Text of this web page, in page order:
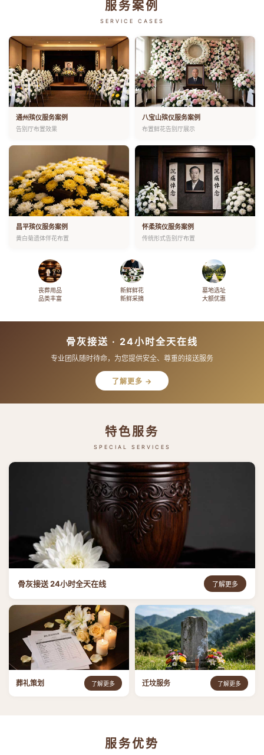
服务案例
SERVICE CASES
通州殡仪服务案例
告别厅布置效果
八宝山殡仪服务案例
布置鲜花告别厅展示
昌平殡仪服务案例
黄白菊遗体伴花布置
怀柔殡仪服务案例
传统形式告别厅布置
丧葬用品
品类丰富
新鲜鲜花
新鲜采摘
墓地选址
大额优惠
骨灰接送 · 24小时全天在线
专业团队随时待命，为您提供安全、尊重的接送服务
了解更多 →
特色服务
SPECIAL SERVICES
骨灰接送 24小时全天在线 了解更多
葬礼策划 了解更多 迁坟服务 了解更多
服务优势